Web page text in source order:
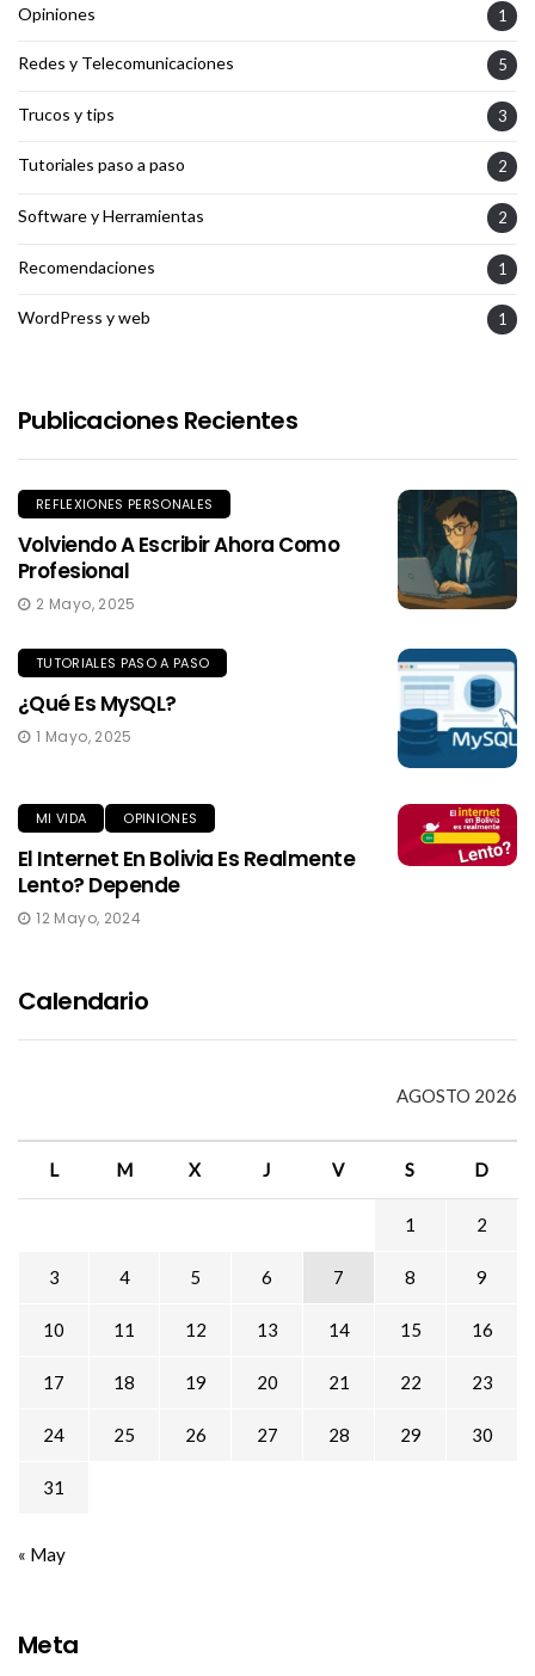
Opiniones 1
Redes y Telecomunicaciones 5
Trucos y tips 3
Tutoriales paso a paso 2
Software y Herramientas 2
Recomendaciones 1
WordPress y web 1
Publicaciones Recientes
REFLEXIONES PERSONALES
Volviendo A Escribir Ahora Como
Profesional
2 Mayo, 2025
TUTORIALES PASO A PASO
¿Qué Es MySQL?
1 Mayo, 2025
MI VIDA OPINIONES
El Internet En Bolivia Es Realmente
Lento? Depende
12 Mayo, 2024
Calendario
AGOSTO 2026
L M X J V S D
1 2
3 4 5 6 7 8 9
10 11 12 13 14 15 16
17 18 19 20 21 22 23
24 25 26 27 28 29 30
31
« May
Meta